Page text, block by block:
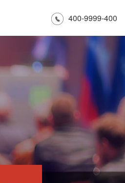
400-9999-400